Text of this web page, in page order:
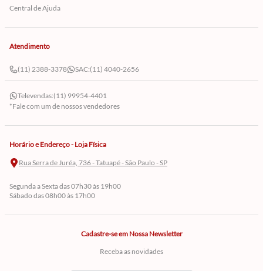
Central de Ajuda
Atendimento
(11) 2388-3378 SAC:(11) 4040-2656
Televendas:(11) 99954-4401
*Fale com um de nossos vendedores
Horário e Endereço - Loja Física
Rua Serra de Juréa, 736 - Tatuapé - São Paulo - SP
Segunda a Sexta das 07h30 às 19h00
Sábado das 08h00 às 17h00
Cadastre-se em Nossa Newsletter
Receba as novidades